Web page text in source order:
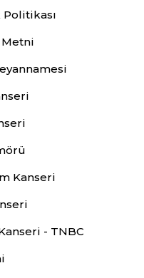
Politikası
Metni
Kanseri
- TNBC